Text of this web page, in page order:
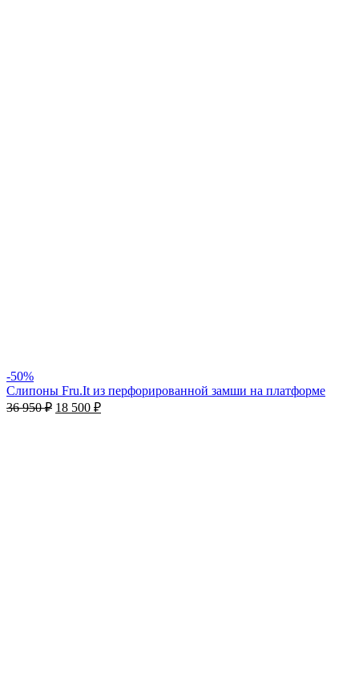
-50%
Слипоны Fru.It из перфорированной замши на платформе
36 950₽ 18 500 ₽